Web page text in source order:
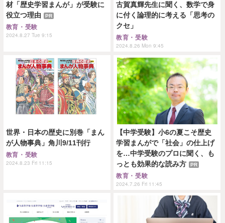
材「歴史学習まんが」が受験に
役立つ理由
PR
教育・受験
2024.8.27 Tue 9:15
古賀真輝先生に聞く、数学で身
に付く論理的に考える「思考の
クセ」
教育・受験
2024.8.26 Mon 9:45
世界・日本の歴史に別巻「まん
が人物事典」角川9/11刊行
教育・受験
2024.8.23 Fri 11:15
【中学受験】小6の夏こそ歴史
学習まんがで「社会」の仕上げ
を…中学受験のプロに聞く、も
っとも効果的な読み方
PR
教育・受験
2024.7.26 Fri 11:45